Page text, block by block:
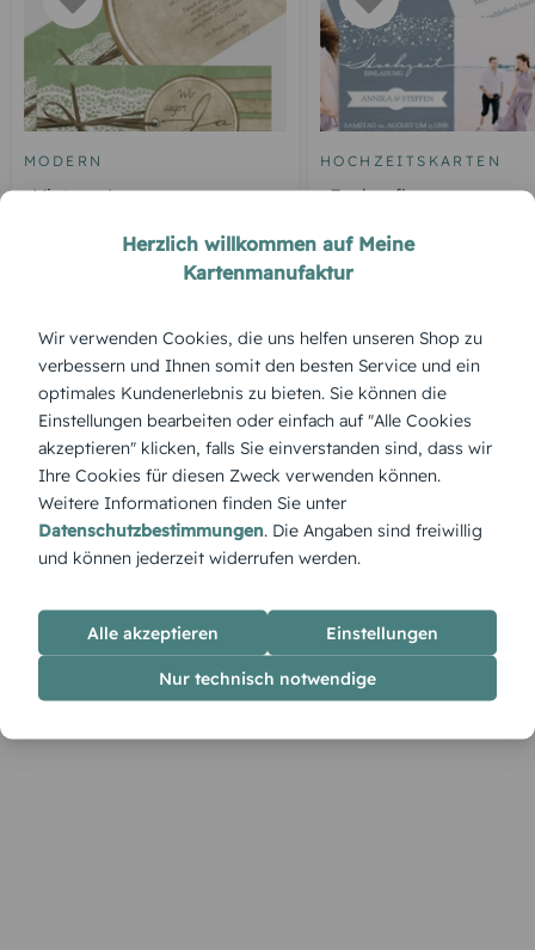
MODERN
Vintage Lace
HOCHZEITSKARTEN
Funkenflug
ÜBERBLICK:
Produktbeschreibung
„Blauregen“ überzeugt durch weiche Lila-Nuancen und
fließendes Design – diese Karte ist wie gemacht für eine
sanfte Planänderung mit viel Stil und Leichtigkeit.
Herzlich willkommen auf Meine
Kartenmanufaktur
Wir verwenden Cookies, die uns helfen unseren Shop zu
verbessern und Ihnen somit den besten Service und ein
optimales Kundenerlebnis zu bieten. Sie können die
Einstellungen bearbeiten oder einfach auf "Alle Cookies
akzeptieren" klicken, falls Sie einverstanden sind, dass wir
Ihre Cookies für diesen Zweck verwenden können.
Weitere Informationen finden Sie unter
Datenschutzbestimmungen. Die Angaben sind freiwillig
und können jederzeit widerrufen werden.
Alle akzeptieren Einstellungen
Nur technisch notwendige